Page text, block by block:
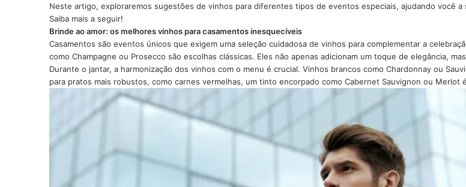
Neste artigo, exploraremos sugestões de vinhos para diferentes tipos de eventos especiais, ajudando você a
Saiba mais a seguir!
Brinde ao amor: os melhores vinhos para casamentos inesquecíveis
Casamentos são eventos únicos que exigem uma seleção cuidadosa de vinhos para complementar a
como Champagne ou Prosecco são escolhas clássicas. Eles não apenas adicionam um toque de elegância,
Durante o jantar, a harmonização dos vinhos com o menu é crucial. Vinhos brancos como Chardonnay ou
para pratos mais robustos, como carnes vermelhas, um tinto encorpado como Cabernet Sauvignon ou Merlot